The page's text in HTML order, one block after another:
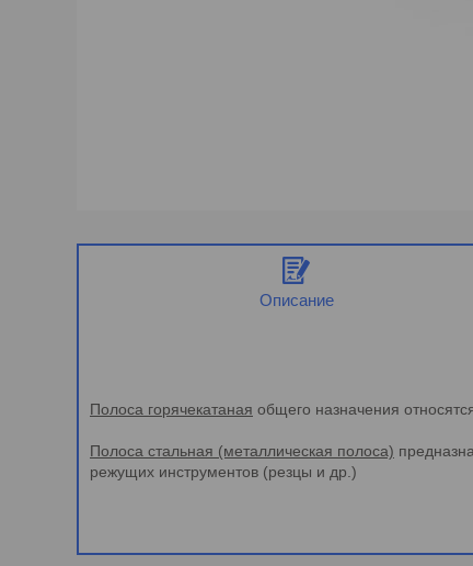
Описание
Полоса горячекатаная общего назначения
Полоса стальная (металлическая полоса)
режущих инструментов (резцы и др.)